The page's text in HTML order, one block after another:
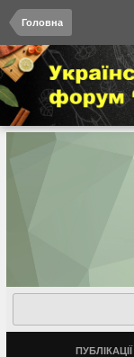
Головна
ПУБЛІКАЦІЇ